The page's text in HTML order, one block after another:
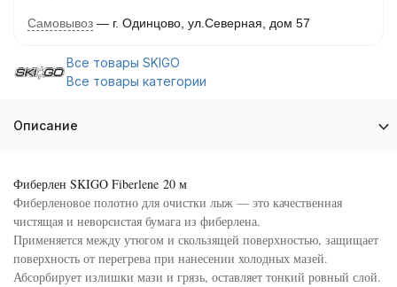
Самовывоз г. Одинцово, ул.Северная, дом 57
Все товары SKIGO
Все товары категории
Описание
Фиберлен SKIGO Fiberlene 20 м
Фиберленовое полотно для очистки лыж — это качественная
чистящая и неворсистая бумага из фиберлена.
Применяется между утюгом и скользящей поверхностью, защищает
поверхность от перегрева при нанесении холодных мазей.
Абсорбирует излишки мази и грязь, оставляет тонкий ровный слой.